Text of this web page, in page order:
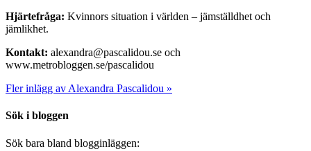
Hjärtefråga: Kvinnors situation i världen – jämställdhet och
jämlikhet.
Kontakt: alexandra@pascalidou.se och
www.metrobloggen.se/pascalidou
Fler inlägg av Alexandra Pascalidou »
Sök i bloggen
Sök bara bland blogginläggen: